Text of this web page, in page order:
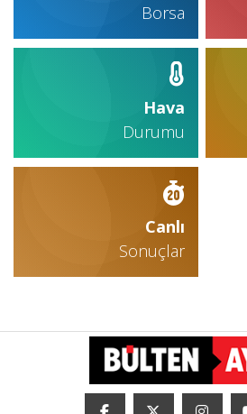
Borsa
Hava
Durumu
Canlı
Sonuçlar